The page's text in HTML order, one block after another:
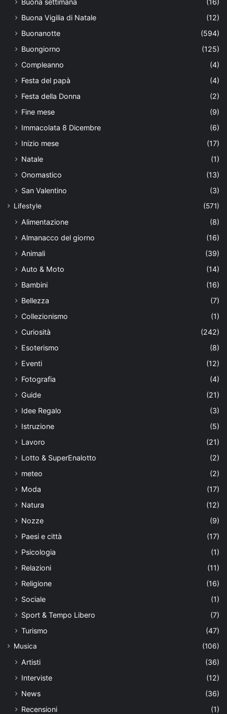
Buona Vigilia di Natale
(12)
Buonanotte
(594)
Buongiorno
(125)
Compleanno
(4)
Festa del papà
(4)
Festa della Donna
(2)
Fine mese
(9)
Immacolata 8 Dicembre
(6)
Inizio mese
(17)
Natale
(1)
Onomastico
(13)
San Valentino
(3)
Lifestyle (571)
Alimentazione
(8)
Almanacco del giorno
(16)
Animali
(39)
Auto & Moto
(14)
Bambini
(16)
Bellezza
(7)
Collezionismo
(1)
Curiosità
(242)
Esoterismo
(8)
Eventi
(12)
Fotografia
(4)
Guide
(21)
Idee Regalo
(3)
Istruzione
(5)
Lavoro
(21)
Lotto & SuperEnalotto
(2)
meteo
(2)
Moda
(17)
Natura
(12)
Nozze
(9)
Paesi e città
(17)
Psicologia
(1)
Relazioni
(11)
Religione
(16)
Sociale
(1)
Sport & Tempo Libero
(7)
Turismo
(47)
Musica (106)
Artisti
(36)
Interviste
(12)
News
(36)
Recensioni
(1)